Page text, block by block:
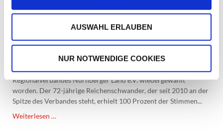
AUSWAHL ERLAUBEN
NUR NOTWENDIGE COOKIES
Kontinuität an der Spitze. Bruno Schmidt
im Amt bestätigt
Bruno Schmidt ist Ende April für weitere vier Jahre als
ehrenamtlicher Vorstandsvorsitzender des ASB-
Regionalverbandes Nürnberger Land e.V. wiedergewählt
worden. Der 72-jährige Reichenschwander, der seit 2010 an der
Spitze des Verbandes steht, erhielt 100 Prozent der Stimmen...
Weiterlesen …